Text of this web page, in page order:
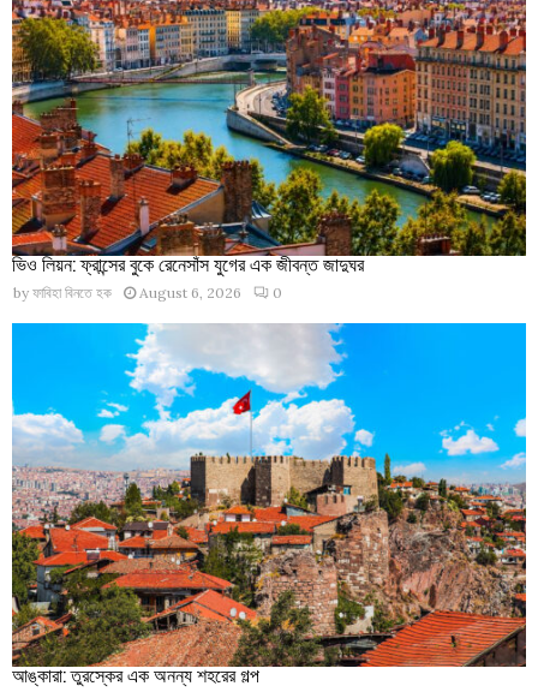
ভিও লিয়ন: ফ্রান্সের বুকে রেনেসাঁস যুগের এক জীবন্ত জাদুঘর
by ফাবিহা বিনতে হক August 6, 2026 0
আঙ্কারা: তুরস্কের এক অনন্য শহরের গল্প